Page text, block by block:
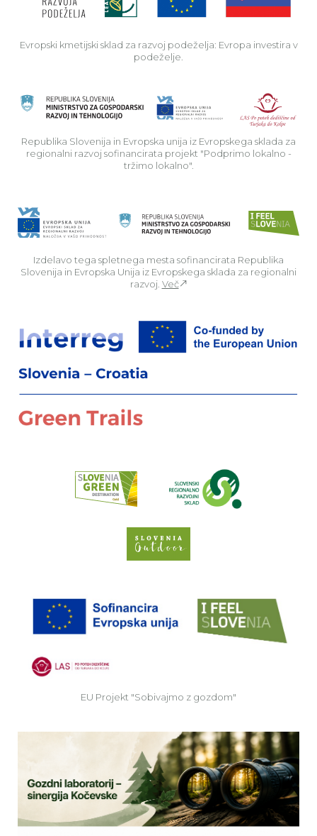
Evropski kmetijski sklad za razvoj podeželja: Evropa investira v
podeželje.
Republika Slovenija in Evropska unija iz Evropskega sklada za
regionalni razvoj sofinancirata projekt "Podprimo lokalno -
tržimo lokalno".
Izdelavo tega spletnega mesta sofinancirata Republika
Slovenija in Evropska Unija iz Evropskega sklada za regionalni
razvoj. Več
EU Projekt "Sobivajmo z gozdom"